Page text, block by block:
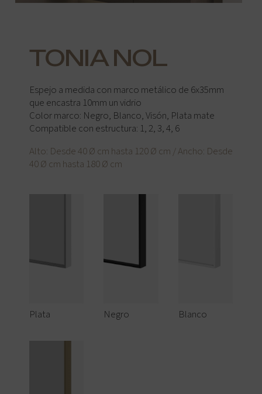
TONIA NOL
Espejo a medida con marco metálico de 6x35mm
que encastra 10mm un vidrio
Color marco: Negro, Blanco, Visón, Plata mate
Compatible con estructura: 1, 2, 3, 4, 6
Alto: Desde 40 Ø cm hasta 120 Ø cm / Ancho: Desde
40 Ø cm hasta 180 Ø cm
Plata Negro Blanco